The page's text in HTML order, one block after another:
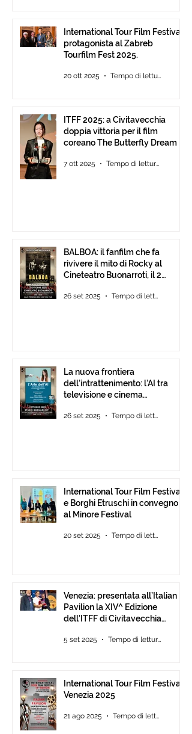
International Tour Film Festival
protagonista al Zabreb
Tourfilm Fest 2025.
20 ott 2025 Tempo di lettura: 1 min
ITFF 2025: a Civitavecchia
doppia vittoria per il film
coreano The Butterfly Dream
7 ott 2025 Tempo di lettura: 4 min
BALBOA: il fanfilm che fa
rivivere il mito di Rocky al
Cineteatro Buonarroti, il 2
26 set 2025 Tempo di lettura: 1 min
La nuova frontiera
dell’intrattenimento: l’AI tra
televisione e cinema
26 set 2025 Tempo di lettura: 1 min
International Tour Film Festival
e Borghi Etruschi in convegno
al Minore Festival
20 set 2025 Tempo di lettura: 1 min
Venezia: presentata all’Italian
Pavilion la XIV^ Edizione
dell’ITFF di Civitavecchia
Award 2025
5 set 2025 Tempo di lettura: 3 min
International Tour Film Festival
Venezia 2025
21 ago 2025 Tempo di lettura: 3 min